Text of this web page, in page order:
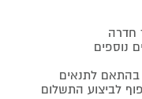
חדרה
לתנאים
לביצוע התשלום